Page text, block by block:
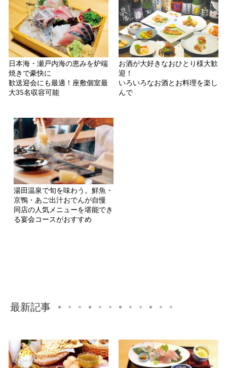
日本海・瀬戸内海の恵みを炉端
焼きで豪快に
歓送迎会にも最適！座敷個室最
大35名収容可能
お酒が大好きなおひとり様大歓
迎！
いろいろなお酒とお料理を楽し
んで
湯田温泉で旬を味わう。鮮魚・
京鴨・あご出汁おでんが自慢
同店の人気メニューを堪能でき
る宴会コースがおすすめ
最新記事